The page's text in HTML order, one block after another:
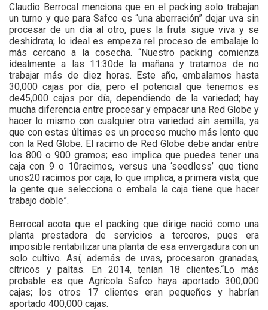
Claudio Berrocal menciona que en el packing solo trabajan
un turno y que para Safco es “una aberración” dejar uva sin
procesar de un día al otro, pues la fruta sigue viva y se
deshidrata; lo ideal es empeza rel proceso de embalaje lo
más cercano a la cosecha. “Nuestro packing comienza
idealmente a las 11:30de la mañana y tratamos de no
trabajar más de diez horas. Este año, embalamos hasta
30,000 cajas por día, pero el potencial que tenemos es
de45,000 cajas por día, dependiendo de la variedad; hay
mucha diferencia entre procesar y empacar una Red Globe y
hacer lo mismo con cualquier otra variedad sin semilla, ya
que con estas últimas es un proceso mucho más lento que
con la Red Globe. El racimo de Red Globe debe andar entre
los 800 o 900 gramos; eso implica que puedes tener una
caja con 9 o 10racimos, versus una ‘seedless’ que tiene
unos20 racimos por caja, lo que implica, a primera vista, que
la gente que selecciona o embala la caja tiene que hacer
trabajo doble”.
Berrocal acota que el packing que dirige nació como una
planta prestadora de servicios a terceros, pues era
imposible rentabilizar una planta de esa envergadura con un
solo cultivo. Así, además de uvas, procesaron granadas,
cítricos y paltas. En 2014, tenían 18 clientes.“Lo más
probable es que Agrícola Safco haya aportado 300,000
cajas; los otros 17 clientes eran pequeños y habrían
aportado 400,000 cajas.